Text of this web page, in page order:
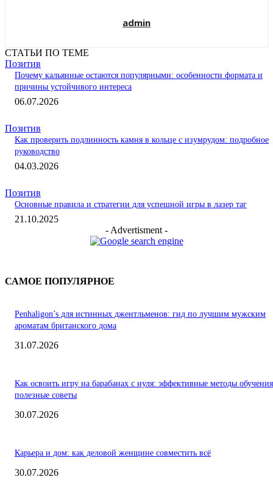
admin
СТАТЬИ ПО ТЕМЕ
Позитив
Почему кальянные остаются популярными: особенности формата и
причины устойчивого интереса
06.07.2026
Позитив
Как проверить подлинность камня в кольце с изумрудом: подробное
руководство
04.03.2026
Позитив
Основные правила и стратегии для успешной игры в лазер таг
21.10.2025
- Advertisment -
САМОЕ ПОПУЛЯРНОЕ
Penhaligon’s для истинных джентльменов: гид по лучшим мужским
ароматам британского дома
31.07.2026
Как освоить игру на барабанах с нуля: эффективные методы
полезные советы
30.07.2026
Карьера и дом: как деловой женщине совместить всё
30.07.2026